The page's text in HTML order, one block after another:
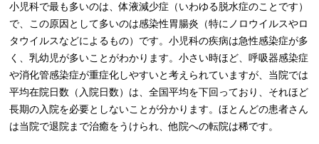
小児科で最も多いのは、体液減少症（いわゆる脱水症のことです）
で、この原因として多いのは感染性胃腸炎（特にノロウイルスやロ
タウイルスなどによるもの）です。小児科の疾病は急性感染症が多
く、乳幼児が多いことがわかります。小さい時ほど、呼吸器感染症
や消化管感染症が重症化しやすいと考えられていますが、当院では
平均在院日数（入院日数）は、全国平均を下回っており、それほど
長期の入院を必要としないことが分かります。ほとんどの患者さん
は当院で退院まで治癒をうけられ、他院への転院は稀です。